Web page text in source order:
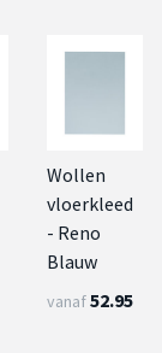
Wollen
vloerkleed
- Reno
Blauw
vanaf52.95